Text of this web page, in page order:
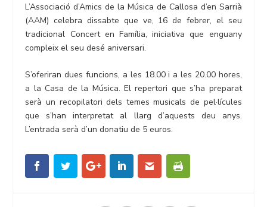
L’Associació d’Amics de la Música de Callosa d’en Sarrià
(AAM) celebra dissabte que ve, 16 de febrer, el seu
tradicional Concert en Família, iniciativa que enguany
compleix el seu desé aniversari.
S’oferiran dues funcions, a les 18.00 i a les 20.00 hores,
a la Casa de la Música. El repertori que s’ha preparat
serà un recopilatori dels temes musicals de pel·lícules
que s’han interpretat al llarg d’aquests deu anys.
L’entrada serà d’un donatiu de 5 euros.